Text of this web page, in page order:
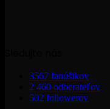
3567 fanúšikov
2 460 odberateľov
502 followerov